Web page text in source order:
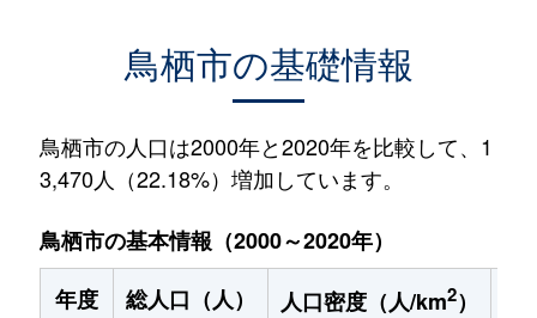
鳥栖市の基礎情報
鳥栖市の人口は2000年と2020年を比較して、1
3,470人（22.18%）増加しています。
鳥栖市の基本情報（2000～2020年）
年度
総人口（人） 人口密度（人/km2）